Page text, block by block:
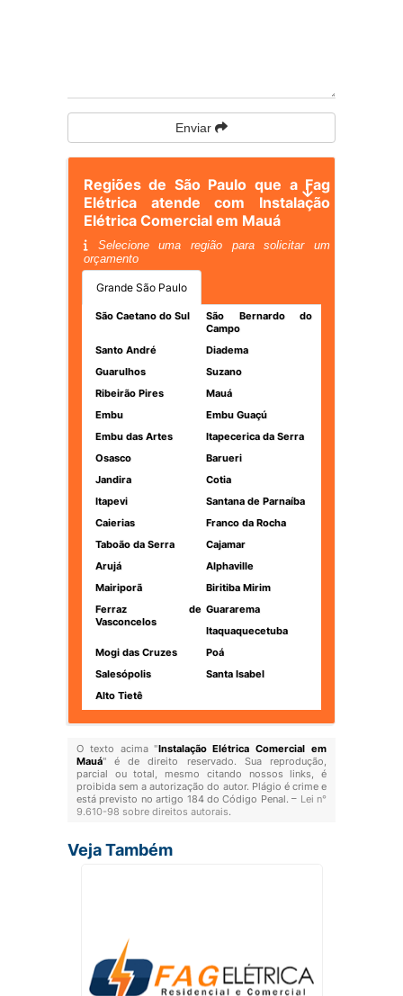
Enviar
Regiões de São Paulo que a Fag
Elétrica atende com Instalação
Elétrica Comercial em Mauá
Selecione uma região para solicitar um
orçamento
Grande São Paulo
São Caetano do Sul
São Bernardo do
Campo
Santo André
Diadema
Guarulhos
Suzano
Ribeirão Pires
Mauá
Embu
Embu Guaçú
Embu das Artes
Itapecerica da Serra
Osasco
Barueri
Jandira
Cotia
Itapevi
Santana de Parnaíba
Caierias
Franco da Rocha
Taboão da Serra
Cajamar
Arujá
Alphaville
Mairiporã
Biritiba Mirim
Ferraz de
Vasconcelos
Guararema
Itaquaquecetuba
Mogi das Cruzes
Poá
Salesópolis
Santa Isabel
Alto Tietê
O texto acima "Instalação Elétrica Comercial em
Mauá" é de direito reservado. Sua reprodução,
parcial ou total, mesmo citando nossos links, é
proibida sem a autorização do autor. Plágio é crime e
está previsto no artigo 184 do Código Penal. – Lei n°
9.610-98 sobre direitos autorais.
Veja Também